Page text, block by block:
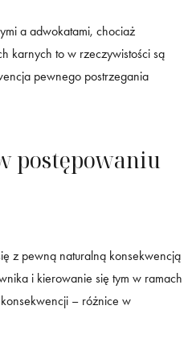
a adwokatami, chociaż
karnych to w rzeczywistości są
pewnego postrzegania
postępowaniu
z pewną naturalną konsekwencją
i kierowanie się tym w ramach
– różnice w